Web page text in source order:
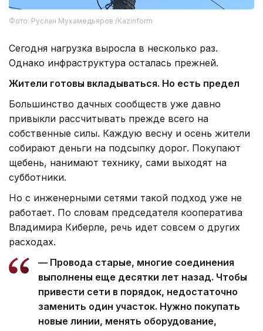
Фото: Руслан Мухамедьяров /Kazinform
Сегодня нагрузка выросла в несколько раз.
Однако инфраструктура осталась прежней.
Жители готовы вкладываться. Но есть предел
Большинство дачных сообществ уже давно
привыкли рассчитывать прежде всего на
собственные силы. Каждую весну и осень жители
собирают деньги на подсыпку дорог. Покупают
щебень, нанимают технику, сами выходят на
субботники.
Но с инженерными сетями такой подход уже не
работает. По словам председателя кооператива
Владимира Киберле, речь идет совсем о других
расходах.
— Провода старые, многие соединения
выполнены еще десятки лет назад. Чтобы
привести сети в порядок, недостаточно
заменить один участок. Нужно покупать
новые линии, менять оборудование,